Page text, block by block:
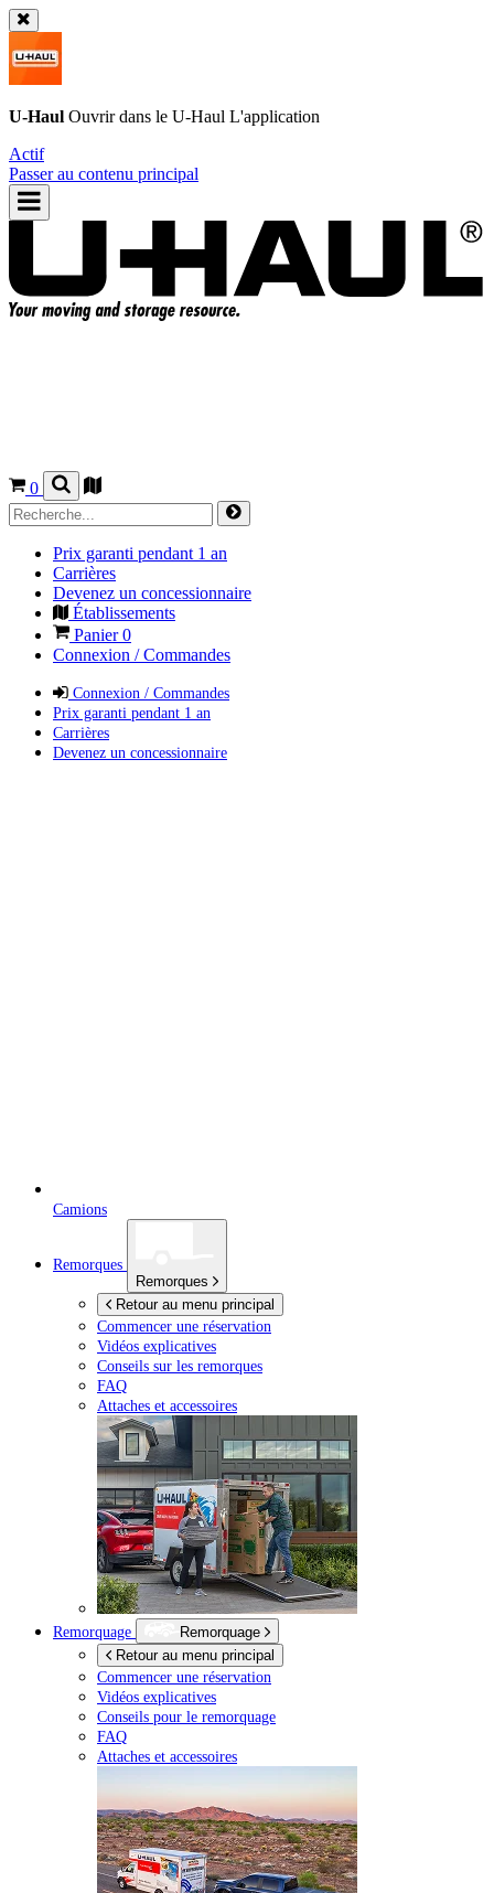
U-Haul Ouvrir dans le U-Haul L'application
Actif
Passer au contenu principal
0
Prix garanti pendant 1 an
Carrières
Devenez un concessionnaire
Établissements
Panier0
Connexion / Commandes
Connexion / Commandes
Prix garanti pendant 1 an
Carrières
Devenez un concessionnaire
Camions
Remorques
Remorques
Retour au menu principal
Commencer une réservation
Vidéos explicatives
Conseils sur les remorques
FAQ
Attaches et accessoires
Remorquage
Remorquage
Retour au menu principal
Commencer une réservation
Vidéos explicatives
Conseils pour le remorquage
FAQ
Attaches et accessoires